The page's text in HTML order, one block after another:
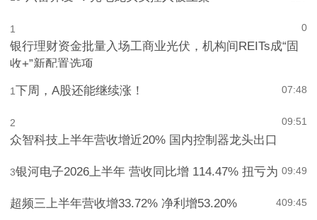
0
1
银行理财资金批量入场工商业光伏，机构间REITs成“固
收+”新配置选项
07:48
1 下周，A股还能继续涨！
09:51
2
众智科技上半年营收增近20% 国内控制器龙头出口
09:49
3银河电子2026上半年 营收同比增 114.47% 扭亏为
09:45
4
超频三上半年营收增33.72% 净利增53.20%